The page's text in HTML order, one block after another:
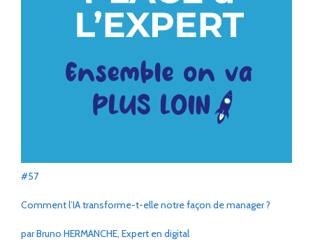
#57
Comment l’IA transforme-t-elle notre façon de manager ?
par Bruno HERMANCHE, Expert en digital